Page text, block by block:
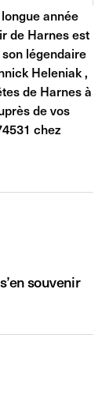
année
de Harnes est
légendaire
Heleniak ,
de Harnes à
de vos
chez
souvenir